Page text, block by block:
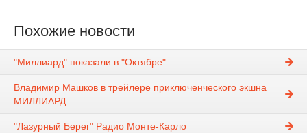
Похожие новости
"Миллиард" показали в "Октябре"
Владимир Машков в трейлере приключенческого экшна
МИЛЛИАРД
"Лазурный Берег" Радио Монте-Карло